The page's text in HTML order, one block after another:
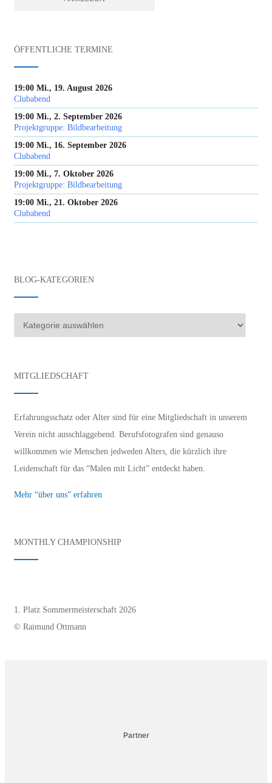
ÖFFENTLICHE TERMINE
19:00 Mi., 19. August 2026
Clubabend
19:00 Mi., 2. September 2026
Projektgruppe: Bildbearbeitung
19:00 Mi., 16. September 2026
Clubabend
19:00 Mi., 7. Oktober 2026
Projektgruppe: Bildbearbeitung
19:00 Mi., 21. Oktober 2026
Clubabend
BLOG-KATEGORIEN
Blog-
Kategorien
MITGLIEDSCHAFT
Erfahrungsschatz oder Alter sind für eine Mitgliedschaft in unserem
Verein nicht ausschlaggebend. Berufsfotografen sind genauso
willkommen wie Menschen jedweden Alters, die kürzlich ihre
Leidenschaft für das “Malen mit Licht” entdeckt haben.
Mehr “über uns” erfahren
MONTHLY CHAMPIONSHIP
1. Platz Sommermeisterschaft 2026
© Raimund Ottmann
Partner